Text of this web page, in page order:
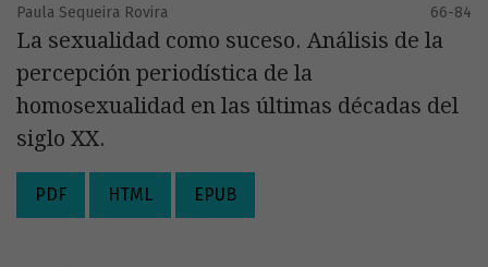
Paula Sequeira Rovira 66-84
La sexualidad como suceso. Análisis de la
percepción periodística de la
homosexualidad en las últimas décadas del
siglo XX.
PDF HTML EPUB